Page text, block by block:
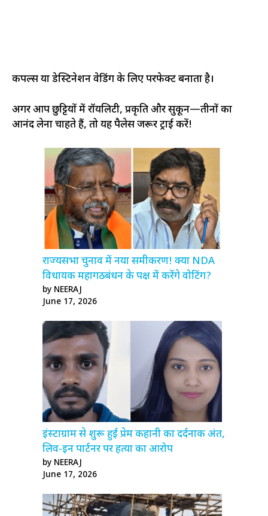
कपल्स या डेस्टिनेशन वेडिंग के लिए परफेक्ट बनाता है।
अगर आप छुट्टियों में रॉयलिटी, प्रकृति और सुकून—तीनों का
आनंद लेना चाहते हैं, तो यह पैलेस जरूर ट्राई करें!
राज्यसभा चुनाव में नया समीकरण! क्या NDA
विधायक महागठबंधन के पक्ष में करेंगे वोटिंग?
by NEERAJ
June 17, 2026
इंस्टाग्राम से शुरू हुई प्रेम कहानी का दर्दनाक अंत,
लिव-इन पार्टनर पर हत्या का आरोप
by NEERAJ
June 17, 2026